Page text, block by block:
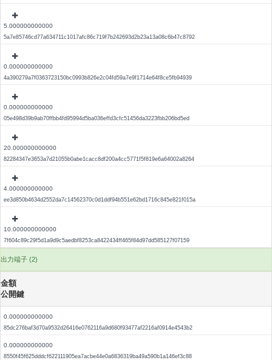
5.000000000000
5a7e85746cd77a634711c1017afc86c719f7b242693d2b23a13a08c6b47c8792
0.000000000000
4a390279a7f0363723150bc0993b826e2c04fd59a7e9f1714e64f8ce5fb94939
0.000000000000
05e498d39b9ab70ffbb4fd95994d5ba036effd3cfc51456da3223fbb206bd5ed
20.000000000000
82284347e3653a7d21055b0abe1cacc8df200a4cc5771f5f819e6a64002a8264
4.000000000000
ee3d850b4634d2552da7c14562370c0d1ddf94b551e62bd1716c845e821f015a
10.000000000000
7f604c89c29f5d1a9d9c5aedbf8253ca8422434ff465f84d97dd585127f07159
出力端子 (2)
金額
公開鍵
0.000000000000
85dc276baf3d70a9532d26416e0762116a9d680f93477af2216af0914e4543b2
0.000000000000
8550f45f625dddcf622111905ea7acbe44e0a6836319ba49a590b1a146ef3c88